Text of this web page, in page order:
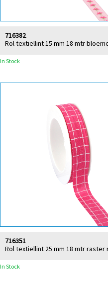
Rol textiellint 15 mm 18 mtr
716382
In Stock
Rol textiellint 25 mm 18 mtr raster
716351
In Stock